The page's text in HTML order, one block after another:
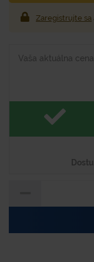
Zaregistrujte sa
Vaša aktuálna cena